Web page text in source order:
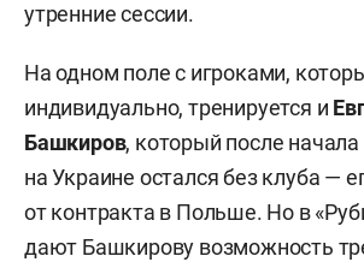
утренние сессии.
На одном поле с игроками,
индивидуально, тренируется и
Башкиров, который после
на Украине остался без клуба —
от контракта в Польше. Но в
дают Башкирову возможность